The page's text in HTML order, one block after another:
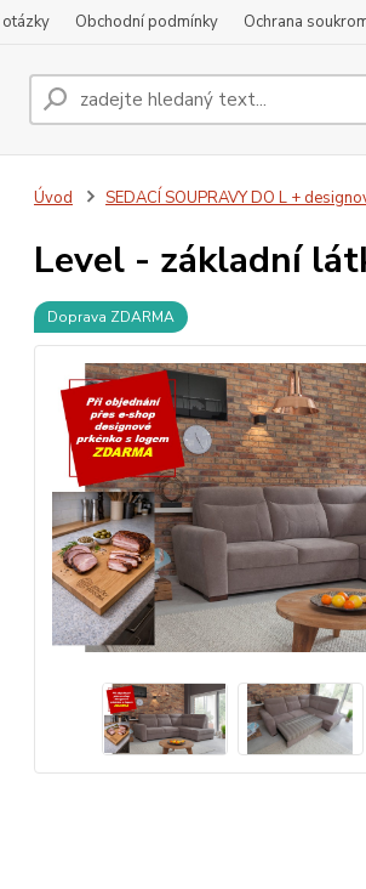
otázky Obchodní podmínky Ochrana
Úvod SEDACÍ SOUPRAVY DO L +
Level - základní
Doprava ZDARMA